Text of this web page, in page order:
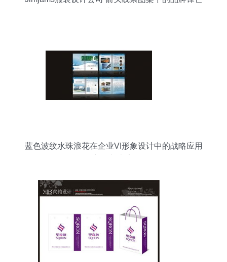
蓝色波纹水珠浪花在企业VI形象设计中的战略应用